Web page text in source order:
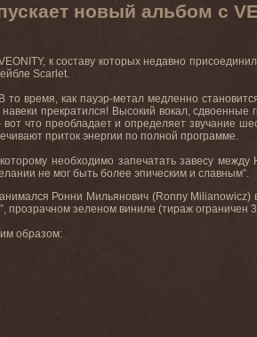
новый альбом с
к составу которых недавно
Scarlet.
то время, как пауэр-метал медленно
прекратился! Высокий вокал,
что преобладает и определяет звучание
приток энергии по полной программе.
которому необходимо запечатать завесу
не мог быть более эпическим и славным”.
Ронни Мильянович (Ronny
прозрачном зеленом виниле (тираж
образом: